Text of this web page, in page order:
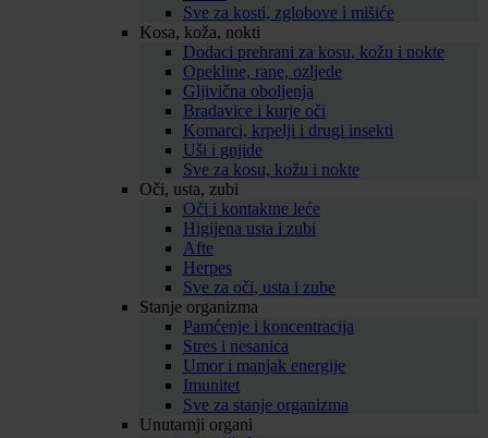
Sve za kosti, zglobove i mišiće
Kosa, koža, nokti
Dodaci prehrani za kosu, kožu i nokte
Opekline, rane, ozljede
Gljivična oboljenja
Bradavice i kurje oči
Komarci, krpelji i drugi insekti
Uši i gnjide
Sve za kosu, kožu i nokte
Oči, usta, zubi
Oči i kontaktne leće
Higijena usta i zubi
Afte
Herpes
Sve za oči, usta i zube
Stanje organizma
Pamćenje i koncentracija
Stres i nesanica
Umor i manjak energije
Imunitet
Sve za stanje organizma
Unutarnji organi